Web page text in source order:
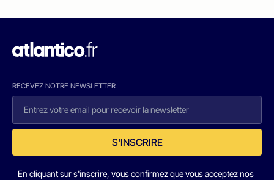
RECEVEZ NOTRE NEWSLETTER
S'INSCRIRE
En cliquant sur s'inscrire, vous confirmez que vous acceptez nos